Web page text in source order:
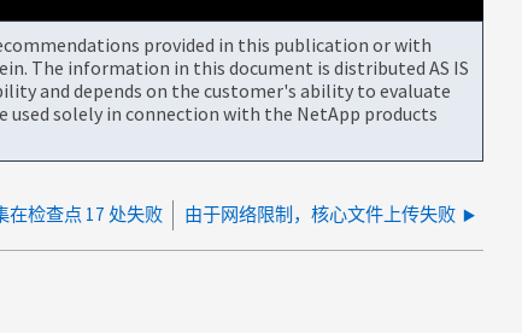
provided in this publication or with
The information in this document is distributed AS IS
and depends on the customer's ability to evaluate
solely in connection with the NetApp products
在检查点 17 处失败 由于网络限制，核心文件上传失败